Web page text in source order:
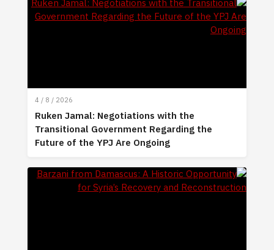
4 / 8 / 2026
Ruken Jamal: Negotiations with the
Transitional Government Regarding the
Future of the YPJ Are Ongoing